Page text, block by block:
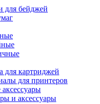
для бейджей
для картриджей
для принтеров
и аксессуары